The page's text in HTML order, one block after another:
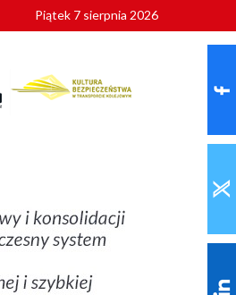
Piątek 7 sierpnia 2026